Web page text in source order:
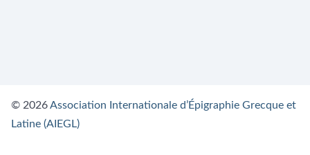
© 2026Association Internationale d’Épigraphie Grecque et
Latine (AIEGL)